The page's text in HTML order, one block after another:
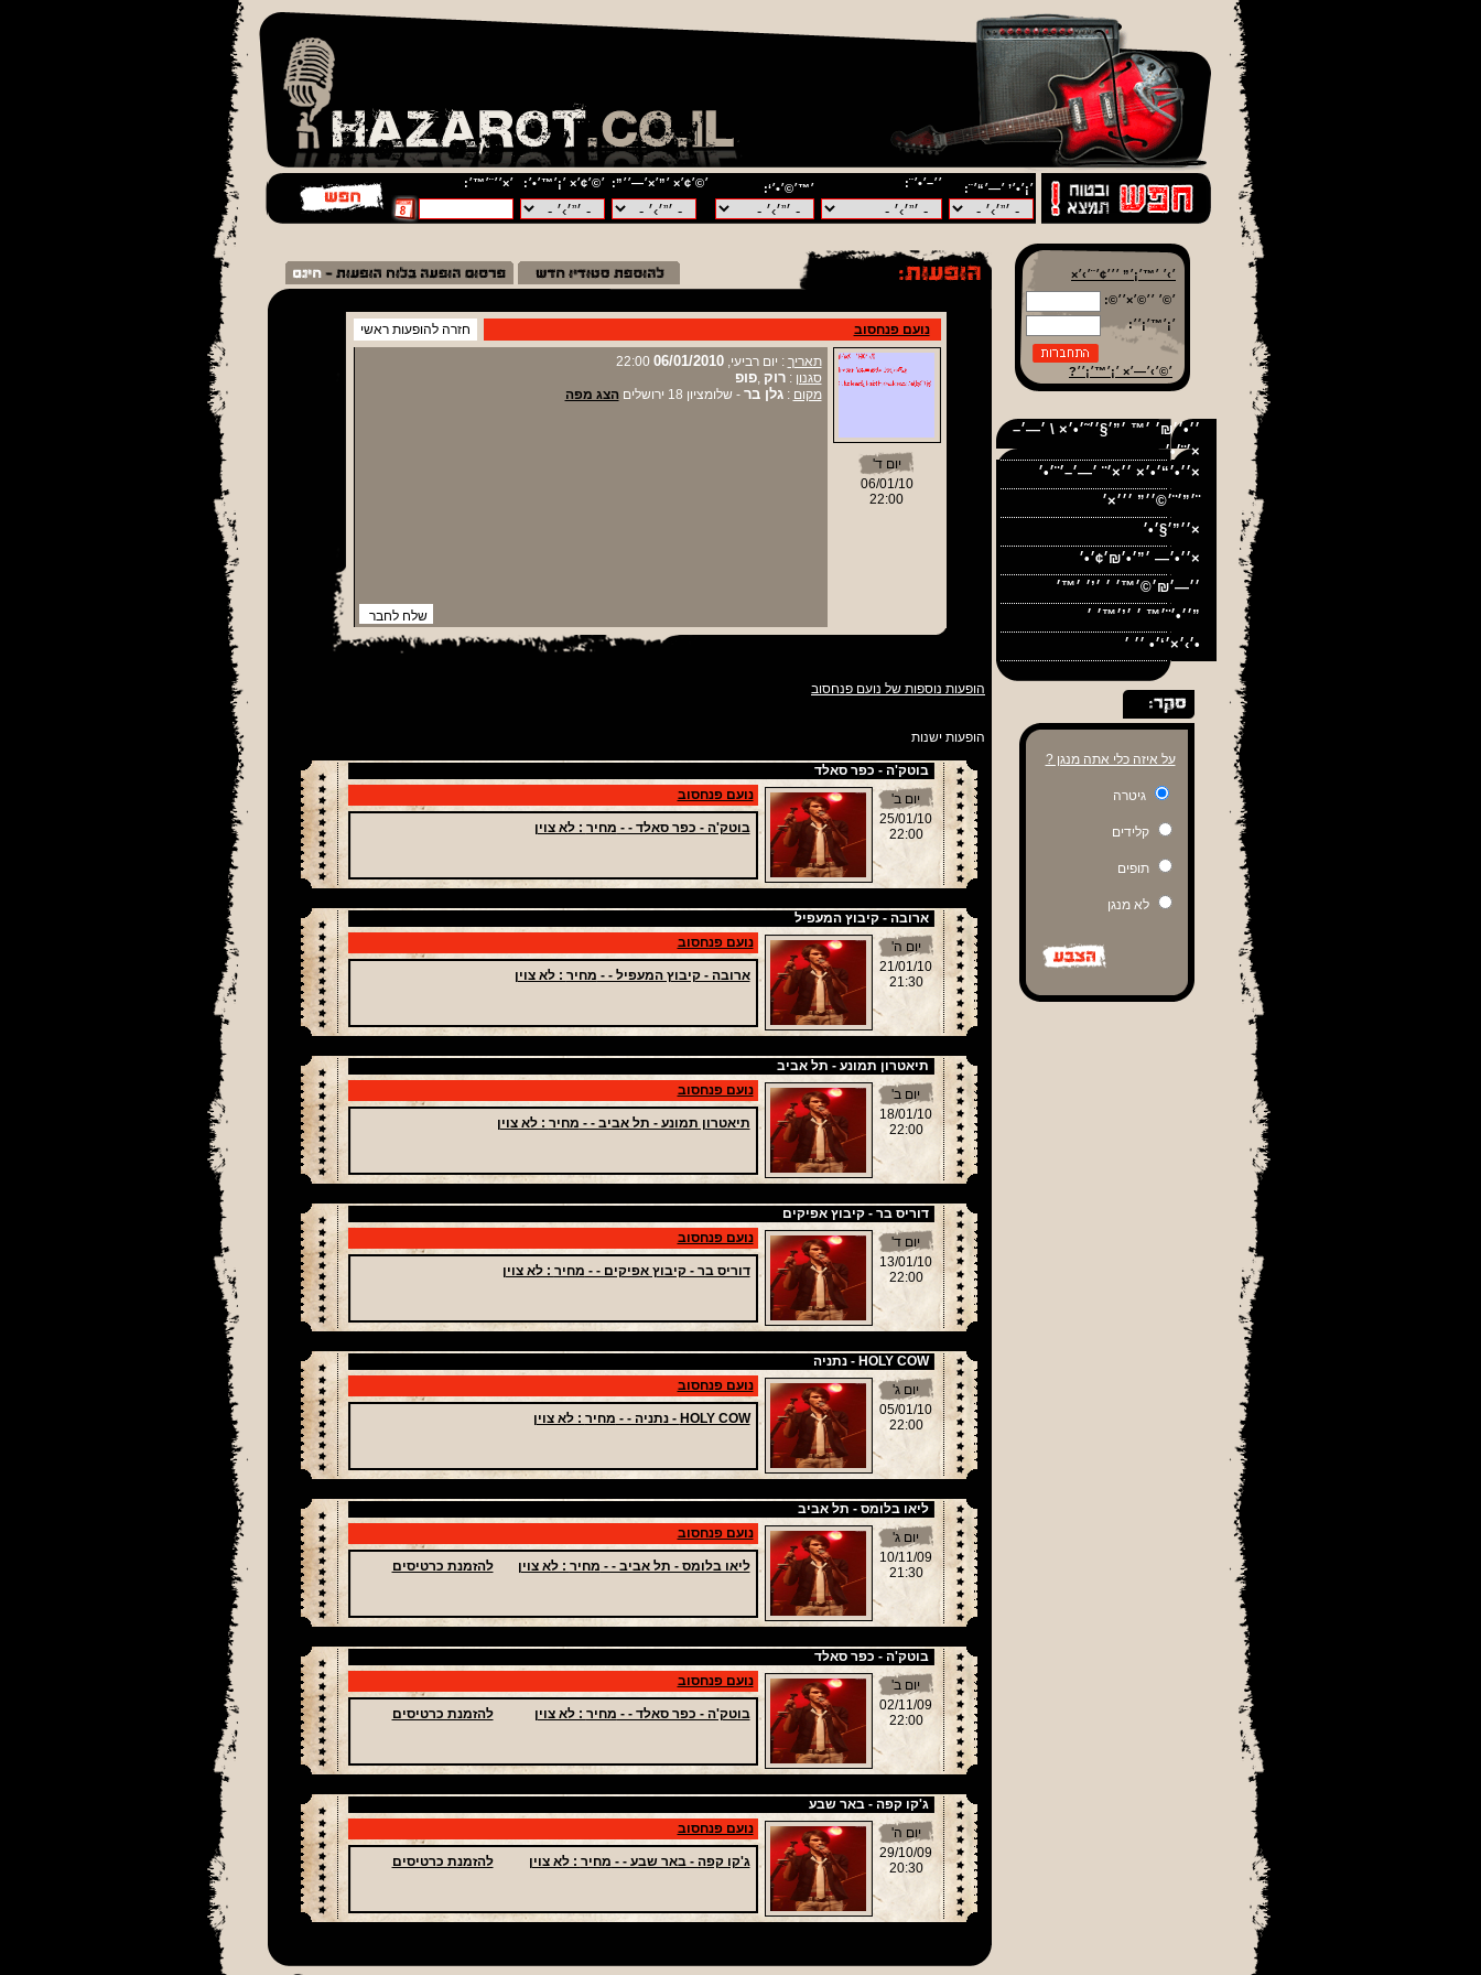
׳×׳׳¨׳™׳: ׳©׳¢׳× ׳¡׳™׳•׳: ׳©׳¢׳× ׳”׳×׳—׳׳”: ׳™׳©׳•׳‘: ׳׳–׳•׳¨: ׳¡׳•׳’ ׳—׳“׳¨:
חזרה להופעות ראשי נועם פנחסוב
תאריך : יום רביעי,06/01/2010
22:00
סגנון :רוק ,פופ
מקום :גלן בר - שלומציון 18 ירושלים הצג מפה
שלח לחבר
יום ד'
06/01/10
22:00
הופעות נוספות של נועם פנחסוב
הופעות ישנות
בוטק'ה - כפר סאלד
נועם פנחסוב
בוטק'ה - כפר סאלד - - מחיר : לא צוין
יום ב'
25/01/10
22:00
ארובה - קיבוץ המעפיל
נועם פנחסוב
ארובה - קיבוץ המעפיל - - מחיר : לא צוין
יום ה'
21/01/10
21:30
תיאטרון תמונע - תל אביב
נועם פנחסוב
תיאטרון תמונע - תל אביב - - מחיר : לא צוין
יום ב'
18/01/10
22:00
דוריס בר - קיבוץ אפיקים
נועם פנחסוב
דוריס בר - קיבוץ אפיקים - - מחיר : לא צוין
יום ד'
13/01/10
22:00
HOLY COW - נתניה
נועם פנחסוב
HOLY COW - נתניה - - מחיר : לא צוין
יום ג'
05/01/10
22:00
ליאו בלומס - תל אביב
נועם פנחסוב
ליאו בלומס - תל אביב - - מחיר : לא צוין להזמנת כרטיסים
יום ג'
10/11/09
21:30
בוטק'ה - כפר סאלד
נועם פנחסוב
בוטק'ה - כפר סאלד - - מחיר : לא צוין להזמנת כרטיסים
יום ב'
02/11/09
22:00
ג'קו קפה - באר שבע
נועם פנחסוב
ג'קו קפה - באר שבע - - מחיר : לא צוין להזמנת כרטיסים
יום ה'
29/10/09
20:30
׳›׳ ׳™׳¡׳” ׳׳׳¢׳¨׳›׳×
׳©׳ ׳׳©׳×׳׳©:
׳¡׳™׳¡׳׳:
׳©׳›׳—׳× ׳¡׳™׳¡׳׳?
׳׳•׳׳₪׳ ׳™ ׳”׳§׳׳˜׳•׳× \ ׳—׳–
׳¨׳•׳×
׳׳•׳“׳•׳× ׳׳×׳¨ ׳—׳–׳¨׳•׳×
׳”׳¨׳©׳׳” ׳׳׳×׳¨
׳׳”׳§׳•׳×
׳׳•׳— ׳”׳•׳₪׳¢׳•׳×
׳׳•׳¨׳™ ׳ ׳’׳™׳ ׳”
׳›׳×׳‘׳• ׳׳ ׳•
על איזה כלי אתה מנגן ?
גיטרה
קלידים
תופים
לא מנגן